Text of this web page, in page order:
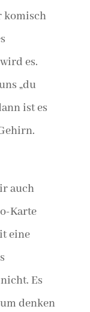
komisch
es.
„du
ist es
auch
Karte
eine
Es
denken